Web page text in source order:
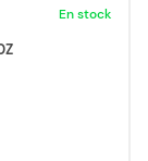
En stock